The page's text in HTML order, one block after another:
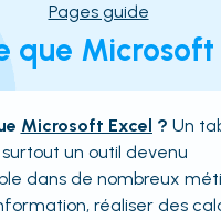
Pages guide
que Microsoft
Microsoft Excel ? Un
un outil devenu
dans de nombreux
réaliser des